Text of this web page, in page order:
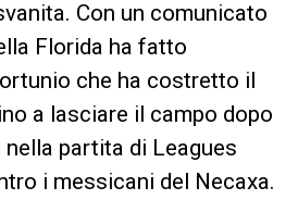
Con un comunicato
Florida ha fatto
che ha costretto il
a lasciare il campo dopo
partita di Leagues
i messicani del Necaxa.